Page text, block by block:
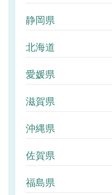
静岡県
北海道
愛媛県
滋賀県
沖縄県
佐賀県
福島県